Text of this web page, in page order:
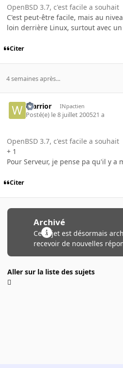
OpenBSD 3.7, c'est facile a souhait
C'est peut-être facile, mais au
loin derrière Linux, surtout avec
Citer
4 semaines après...
Warrior INpactien
Posté(e) le 8 juillet 200521 a
OpenBSD 3.7, c'est facile a souhait
+ 1
Pour Serveur, je pense pa qu'il y a
Citer
Archivé
Ce sujet est désormais
recevoir de nouvelles
Aller sur la liste des sujets